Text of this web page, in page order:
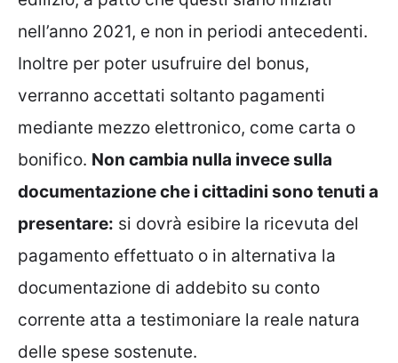
nell’anno 2021, e non in periodi antecedenti.
Inoltre per poter usufruire del bonus,
verranno accettati soltanto pagamenti
mediante mezzo elettronico, come carta o
bonifico. Non cambia nulla invece sulla
documentazione che i cittadini sono tenuti a
presentare: si dovrà esibire la ricevuta del
pagamento effettuato o in alternativa la
documentazione di addebito su conto
corrente atta a testimoniare la reale natura
delle spese sostenute.